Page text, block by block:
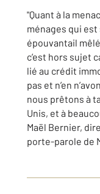
"Quant à la
ménages qui
épouvantail
c’est hors sujet
lié au crédit
pas et n’en
nous prêtons à
Unis, et à
Maël Bernier,
porte-parole de